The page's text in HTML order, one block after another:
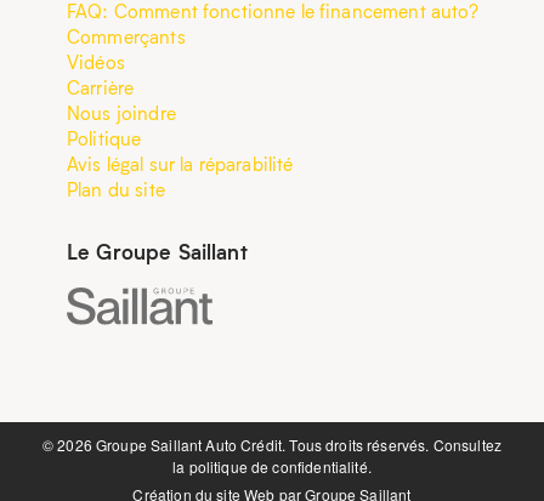
FAQ: Comment fonctionne le financement auto?
Commerçants
Vidéos
Carrière
Nous joindre
Politique
Avis légal sur la réparabilité
Plan du site
Le Groupe Saillant
©️ 2026 Groupe Saillant Auto Crédit. Tous droits réservés. Consultez
la politique de confidentialité.
Création du site Web parGroupe Saillant